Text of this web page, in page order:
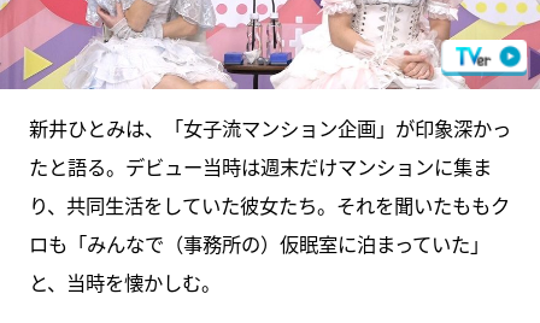
新井ひとみは、「女子流マンション企画」が印象深かっ
たと語る。デビュー当時は週末だけマンションに集ま
り、共同生活をしていた彼女たち。それを聞いたももク
ロも「みんなで（事務所の）仮眠室に泊まっていた」
と、当時を懐かしむ。